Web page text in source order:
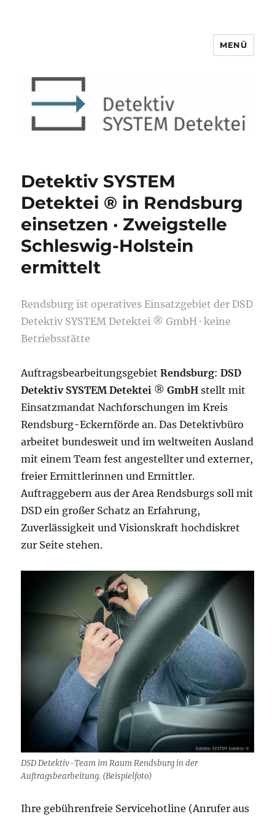
Detektiv SYSTEM Detektei ®
MENÜ
Detektiv SYSTEM
Detektei ® in Rendsburg
einsetzen · Zweigstelle
Schleswig-Holstein
ermittelt
Rendsburg ist operatives Einsatzgebiet der DSD
Detektiv SYSTEM Detektei ® GmbH · keine
Betriebsstätte
AuftragsbearbeitungsgebietRendsburg:DSD
Detektiv SYSTEM Detektei ®GmbH stellt mit
Einsatzmandat Nachforschungen im Kreis
Rendsburg-Eckernförde an. Das Detektivbüro
arbeitet bundesweit und im weltweiten Ausland
mit einem Team fest angestellter und externer,
freier Ermittlerinnen und Ermittler.
Auftraggebern aus der Area Rendsburgs soll mit
DSD ein großer Schatz an Erfahrung,
Zuverlässigkeit und Visionskraft hochdiskret
zur Seite stehen.
DSD Detektiv-Team im Raum Rendsburg in der
Auftragsbearbeitung. (Beispielfoto)
Ihre gebührenfreie Servicehotline (Anrufer aus